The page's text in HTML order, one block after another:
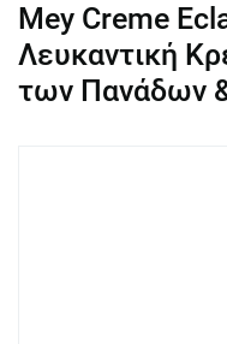
Mey Creme
Λευκαντική
των Πανάδων